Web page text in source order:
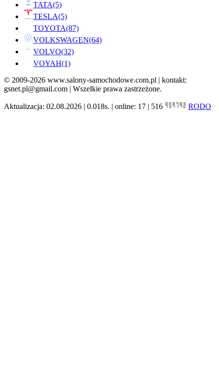
TATA(5)
TESLA(5)
TOYOTA(87)
VOLKSWAGEN(64)
VOLVO(32)
VOYAH(1)
© 2009-2026 www.salony-samochodowe.com.pl | kontakt:
gsnet.pl@gmail.com | Wszelkie prawa zastrzeżone.
Aktualizacja: 02.08.2026 | 0.018s. | online: 17 | 516 RODO